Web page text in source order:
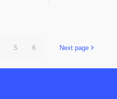
5 6 Next page